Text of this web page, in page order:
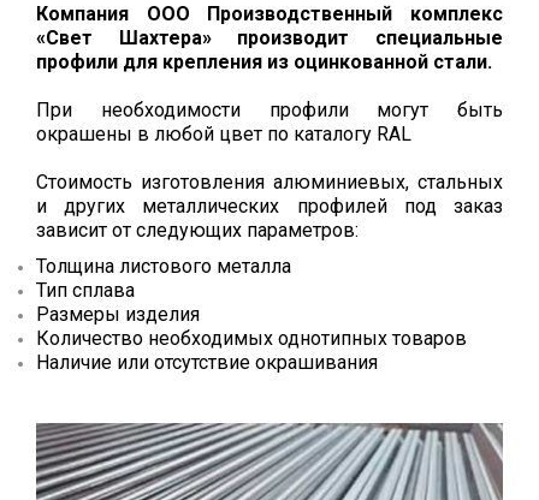
Компания ООО Производственный комплекс
«Свет Шахтера» производит специальные
профили для крепления из оцинкованной стали.
При необходимости профили могут быть
окрашены в любой цвет по каталогу RAL
Стоимость изготовления алюминиевых, стальных
и других металлических профилей под заказ
зависит от следующих параметров:
Толщина листового металла
Тип сплава
Размеры изделия
Количество необходимых однотипных товаров
Наличие или отсутствие окрашивания